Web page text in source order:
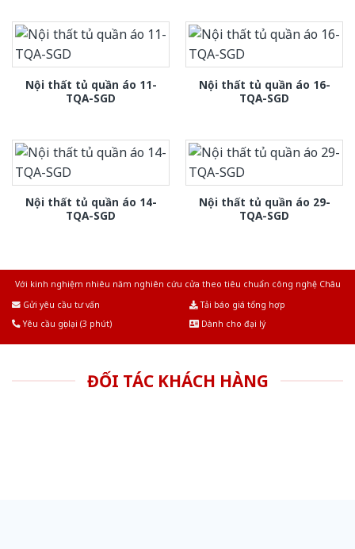
Nội thất tủ quần áo 11-
TQA-SGD
Nội thất tủ quần áo 16-
TQA-SGD
Nội thất tủ quần áo 14-
TQA-SGD
Nội thất tủ quần áo 29-
TQA-SGD
Với kinh nghiệm nhiêu năm nghiên cứu cửa theo tiêu chuẩn công nghệ Châu
Gửi yêu cầu tư vấn
Tải báo giá tổng hợp
Yêu cầu gọi lại (3 phút)
Dành cho đại lý
ĐỐI TÁC KHÁCH HÀNG